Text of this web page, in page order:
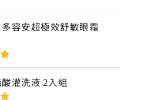
容安超極效舒敏眼霜
灌洗液 2入組